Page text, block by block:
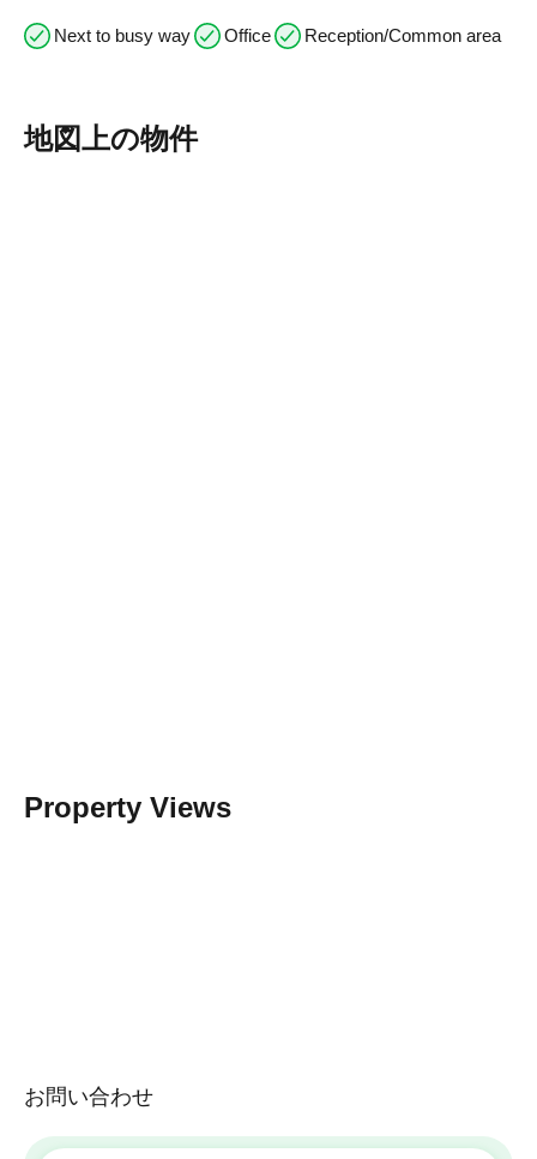
Next to busy way Office Reception/Common area
地図上の物件
Property Views
お問い合わせ